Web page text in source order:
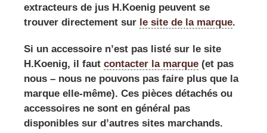
extracteurs de jus H.Koenig peuvent se
trouver directement sur le site de la marque.
Si un accessoire n’est pas listé sur le site
H.Koenig, il faut contacter la marque (et pas
nous – nous ne pouvons pas faire plus que la
marque elle-même). Ces pièces détachés ou
accessoires ne sont en général pas
disponibles sur d’autres sites marchands.